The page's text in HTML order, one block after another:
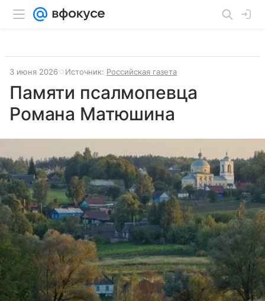
3 июня 2026 Источник: Российская газета
Памяти псалмопевца
Романа Матюшина